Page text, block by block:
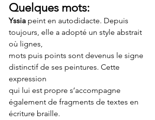
Quelques mots:
Yssia peint en autodidacte. Depuis
toujours, elle a adopté un style abstrait
où lignes,
mots puis points sont devenus le signe
distinctif de ses peintures. Cette
expression
qui lui est propre s’accompagne
également de fragments de textes en
écriture braille.